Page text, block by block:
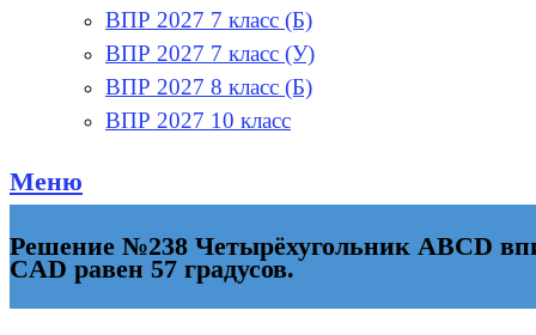
ВПР 2027 7 класс (Б)
ВПР 2027 7 класс (У)
ВПР 2027 8 класс (Б)
ВПР 2027 10 класс
Меню
Решение №238 Четырёхугольник ABCD
CAD равен 57 градусов.